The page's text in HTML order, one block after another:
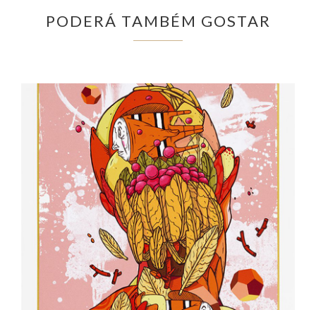
PODERÁ TAMBÉM GOSTAR